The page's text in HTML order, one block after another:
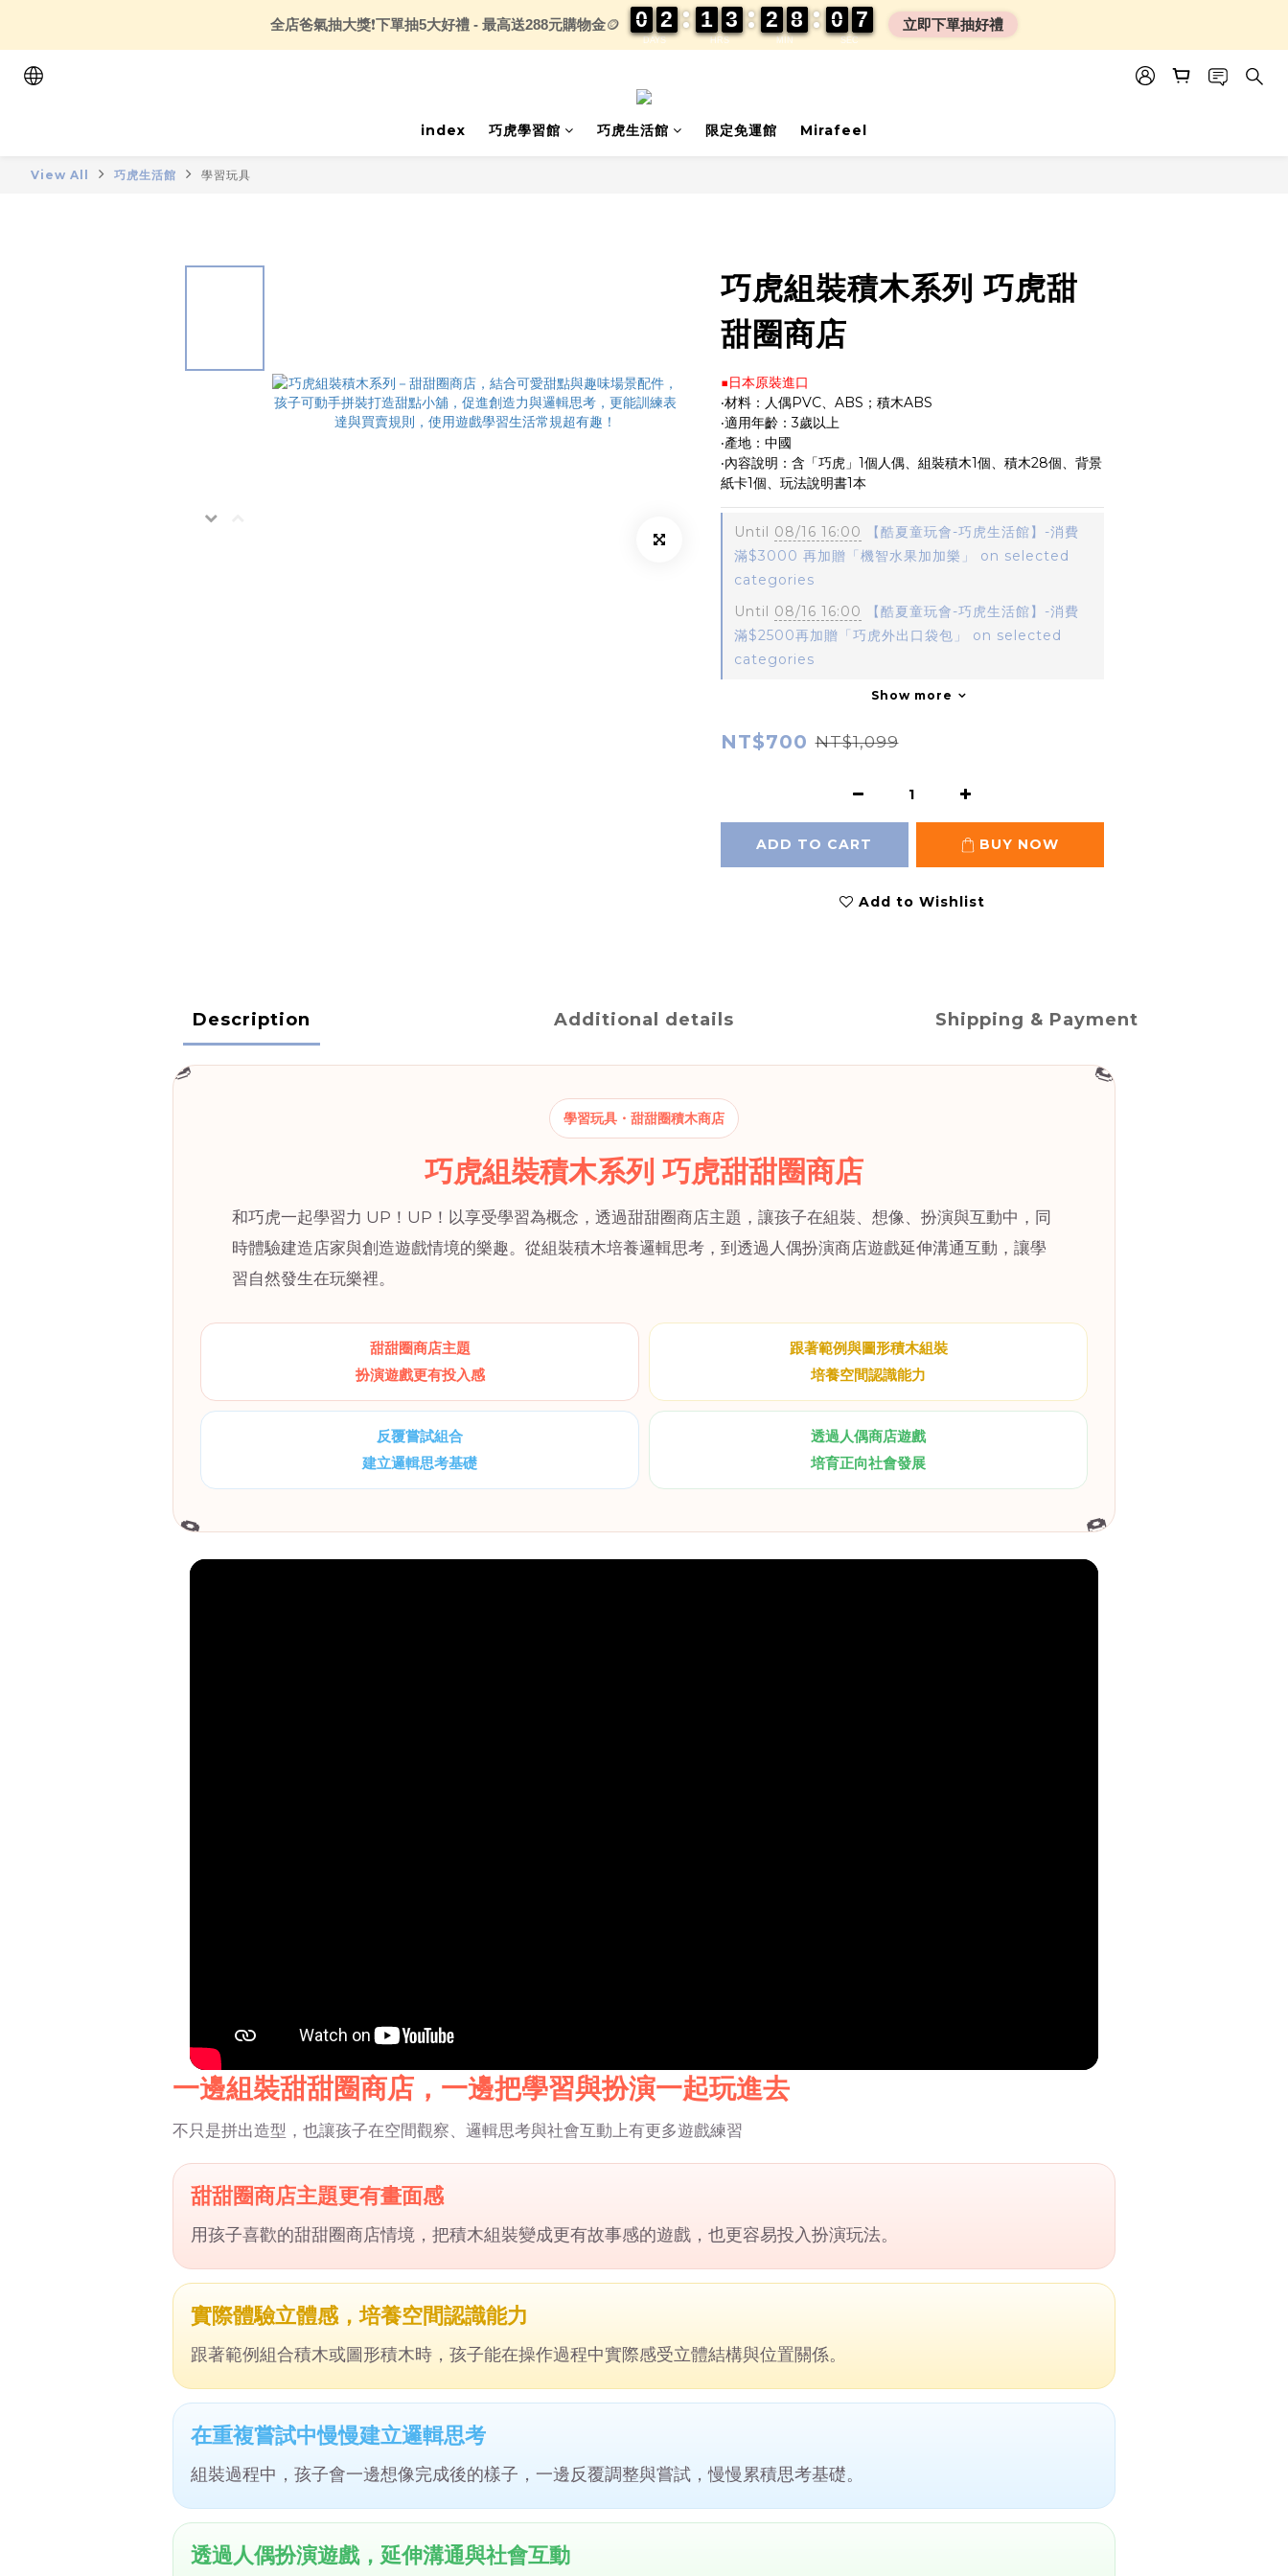
index 巧虎學習館 巧虎生活館 限定免運館 Mirafeel
View All 巧虎生活館 學習玩具
巧虎組裝積木系列 巧虎甜
甜圈商店
■日本原裝進口
‧材料：人偶PVC、ABS；積木ABS
‧適用年齡：3歲以上
‧產地：中國
‧內容說明：含「巧虎」1個人偶、組裝積木1個、積木28個、背景
紙卡1個、玩法說明書1本
Until 08/16 16:00 【酷夏童玩會-巧虎生活館】-消費
滿$3000 再加贈「機智水果加加樂」 on selected
categories
Until 08/16 16:00 【酷夏童玩會-巧虎生活館】-消費
滿$2500再加贈「巧虎外出口袋包」 on selected
categories
Show more
NT$700 NT$1,099
ADD TO CART BUY NOW
Add to Wishlist
Description Additional details Shipping & Payment
🍩 🍩
🍩 🍩
學習玩具・甜甜圈積木商店
巧虎組裝積木系列 巧虎甜甜圈商店
和巧虎一起學習力 UP！UP！以享受學習為概念，透過甜甜圈商店主題，讓孩子在組裝、想像、扮演與互動中，同
時體驗建造店家與創造遊戲情境的樂趣。從組裝積木培養邏輯思考，到透過人偶扮演商店遊戲延伸溝通互動，讓學
習自然發生在玩樂裡。
甜甜圈商店主題
扮演遊戲更有投入感
跟著範例與圖形積木組裝
培養空間認識能力
反覆嘗試組合
建立邏輯思考基礎
透過人偶商店遊戲
培育正向社會發展
一邊組裝甜甜圈商店，一邊把學習與扮演一起玩進去
不只是拼出造型，也讓孩子在空間觀察、邏輯思考與社會互動上有更多遊戲練習
甜甜圈商店主題更有畫面感
用孩子喜歡的甜甜圈商店情境，把積木組裝變成更有故事感的遊戲，也更容易投入扮演玩法。
實際體驗立體感，培養空間認識能力
跟著範例組合積木或圖形積木時，孩子能在操作過程中實際感受立體結構與位置關係。
在重複嘗試中慢慢建立邏輯思考
組裝過程中，孩子會一邊想像完成後的樣子，一邊反覆調整與嘗試，慢慢累積思考基礎。
透過人偶扮演遊戲，延伸溝通與社會互動
全店爸氣抽大獎❗下單抽5大好禮 - 最高送288元購物金🪙
DAYS
0
0
0
0 2
2
2
2
HRS
1
1
1
1 3
3
3
3
MIN
2
2
2
2 8
8
8
8
SEC
0
0
0
0 0
0
6
6
6
6 立即下單抽好禮